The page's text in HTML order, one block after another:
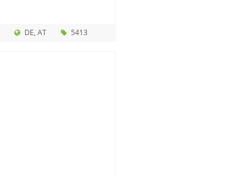
DE AT 5413